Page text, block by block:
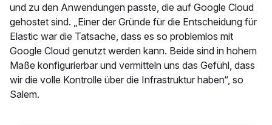
und zu den Anwendungen passte, die auf Google Cloud
gehostet sind. „Einer der Gründe für die Entscheidung für
Elastic war die Tatsache, dass es so problemlos mit
Google Cloud genutzt werden kann. Beide sind in hohem
Maße konfigurierbar und vermitteln uns das Gefühl, dass
wir die volle Kontrolle über die Infrastruktur haben“, so
Salem.